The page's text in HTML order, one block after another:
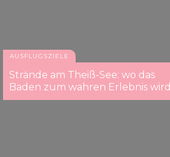
AUSFLUGSZIELE
Strände am Theiß-See: wo das
Baden zum wahren Erlebnis wird